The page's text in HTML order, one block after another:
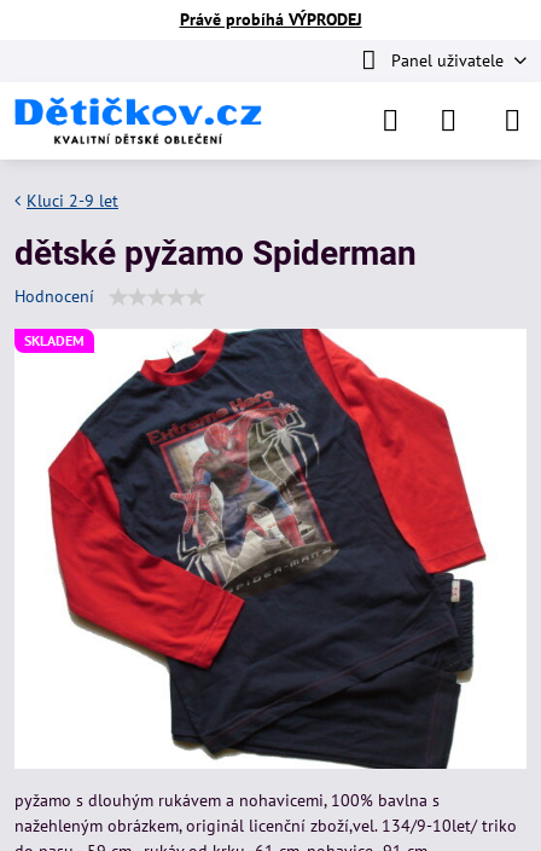
Právě probíhá VÝPRODEJ
Panel uživatele
SKLADEM
Kluci 2-9 let
dětské pyžamo Spiderman
Hodnocení
pyžamo s dlouhým rukávem a nohavicemi, 100% bavlna s
nažehleným obrázkem, originál licenční zboží,vel. 134/9-10let/ triko